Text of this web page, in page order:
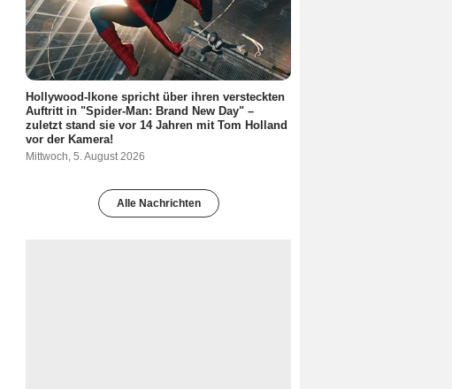
Hollywood-Ikone spricht über ihren versteckten
Auftritt in "Spider-Man: Brand New Day" –
zuletzt stand sie vor 14 Jahren mit Tom Holland
vor der Kamera!
Mittwoch, 5. August 2026
Alle Nachrichten